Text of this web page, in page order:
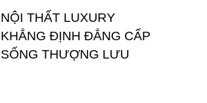
NỘI THẤT LUXURY
KHẲNG ĐỊNH ĐẲNG CẤP
SỐNG THƯỢNG LƯU